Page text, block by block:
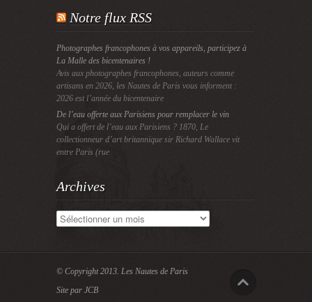
Notre flux RSS
Photographes francophones à vos appareils, participez à
La Malle des bicentenaires !
Avis aux photographes francophones, auteurs comme
artisans en 2026, les Nautes de Paris vous informent :
2026 est l’année du bicentenaire
De l’eau offerte aux Parisiens pour remplacer le vin
Qui a offert de l’eau aux Parisiens ? 1870, Le
collectionneur d’art britannique sir Richard Wallace vit
entre Paris (rue
Archives
Archives
© Copyright 2013. Les Nautes de Paris
Site par JCB